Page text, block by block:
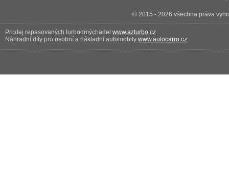
© 2015 - 2026 všechna práva
Prodej repasovaných turbodmýchadel www.azturbo.cz
Náhradní díly pro osobní a nákladní automobily www.autocarro.cz